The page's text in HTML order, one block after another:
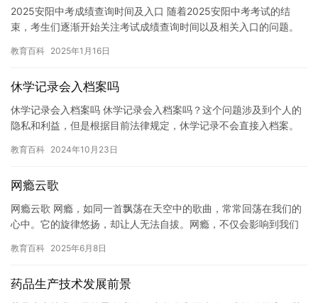
2025安阳中考成绩查询时间及入口 随着2025安阳中考考试的结
束，考生们逐渐开始关注考试成绩查询时间以及相关入口的问题。
教育百科 2025年1月16日
休学记录会入档案吗
休学记录会入档案吗 休学记录会入档案吗？这个问题涉及到个人的
隐私和利益，但是根据目前法律规定，休学记录不会直接入档案。
情…
教育百科 2024年10月23日
网瘾云歌
网瘾云歌 网瘾，如同一首飘荡在天空中的歌曲，常常回荡在我们的
心中。它的旋律悠扬，却让人无法自拔。网瘾，不仅会影响到我们
使…
教育百科 2025年6月8日
药品生产技术发展前景